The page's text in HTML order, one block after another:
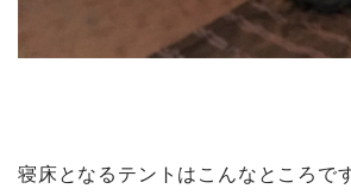
寝床となるテントはこんなところで